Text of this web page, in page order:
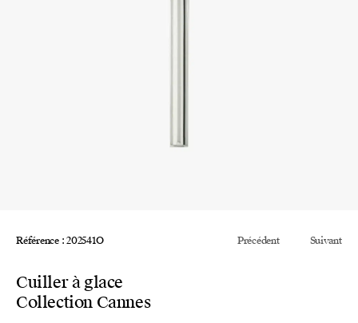
Référence : 202541O Précédent Suivant
Cuiller à glace
Collection Cannes